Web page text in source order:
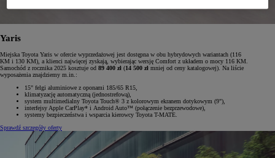
Yaris
Miejska Toyota Yaris w ofercie wyprzedażowej jest dostępna w obu hybrydowych wariantach (116
KM i 130 KM), a klienci najwięcej zyskają, wybierając wersję Comfort z układem o mocy 116 KM.
Samochód z rocznika 2025 kosztuje od 89 400 zł (14 500 zł mniej od ceny katalogowej). Na liście
wyposażenia znajdziemy m.in.:
15" felgi aluminiowe z oponami 185/65 R15,
klimatyzację automatyczną (jednostrefową),
system multimedialny Toyota Touch® 3 z kolorowym ekranem dotykowym (9"),
interfejsy Apple CarPlay* i Android Auto™ (połączenie bezprzewodowe),
systemy bezpieczeństwa i wsparcia kierowcy Toyota T-MATE.
Sprawdź szczegóły oferty